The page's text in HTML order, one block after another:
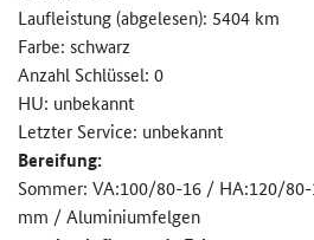
Laufleistung (abgelesen): 5404 km
Farbe: schwarz
Anzahl Schlüssel: 0
HU: unbekannt
Letzter Service: unbekannt
Bereifung:
Sommer: VA:100/80-16 / HA:120/
mm / Aluminiumfelgen